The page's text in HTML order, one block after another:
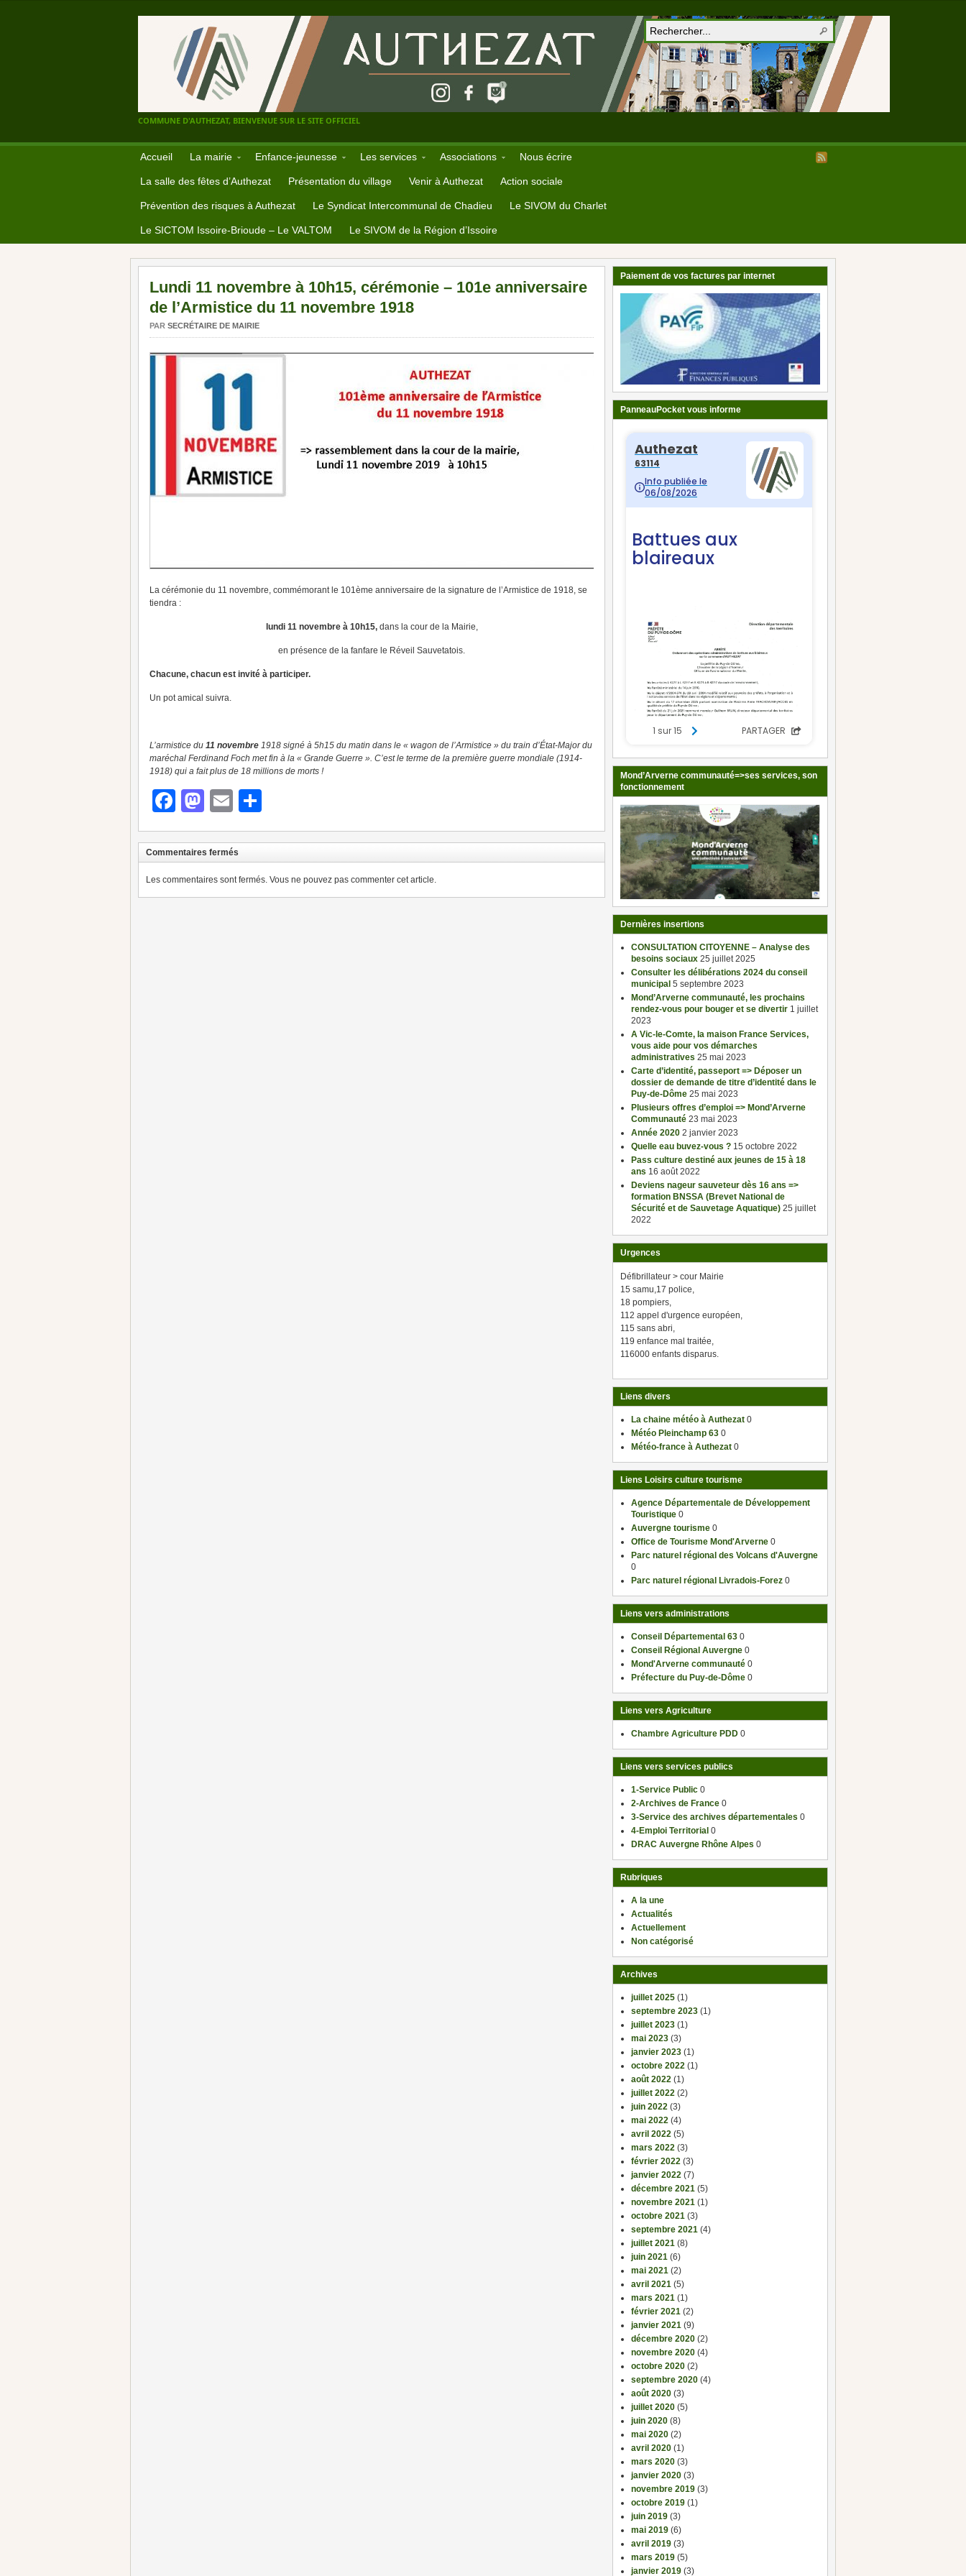
COMMUNE D'AUTHEZAT, BIENVENUE SUR LE SITE OFFICIEL
Accueil La mairie Enfance-jeunesse Les services Associations Nous écrire
La salle des fêtes d’Authezat Présentation du village Venir à Authezat Action sociale
Prévention des risques à Authezat Le Syndicat Intercommunal de Chadieu Le SIVOM du Charlet
Le SICTOM Issoire-Brioude – Le VALTOM Le SIVOM de la Région d’Issoire
Lundi 11 novembre à 10h15, cérémonie – 101e anniversaire
de l’Armistice du 11 novembre 1918
PAR SECRÉTAIRE DE MAIRIE
La cérémonie du 11 novembre, commémorant le 101ème anniversaire de la signature de l’Armistice de 1918, se
tiendra :
lundi 11 novembre à 10h15,dans la cour de la Mairie,
en présence de la fanfare le Réveil Sauvetatois.
Chacune, chacun est invité à participer.
Un pot amical suivra.
L’armistice du 11 novembre 1918 signé à 5h15 du matin dans le « wagon de l’Armistice » du train d’État-Major du
maréchal Ferdinand Foch met fin à la « Grande Guerre ». C’est le terme de la première guerre mondiale (1914-
1918) qui a fait plus de 18 millions de morts !
Facebook
Mastodon
Email
Commentaires fermés
Les commentaires sont fermés. Vous ne pouvez pas commenter cet article.
Paiement de vos factures par internet
PanneauPocket vous informe
Mond’Arverne communauté=>ses services, son
fonctionnement
Dernières insertions
CONSULTATION CITOYENNE – Analyse des
besoins sociaux 25 juillet 2025
Consulter les délibérations 2024 du conseil
municipal 5 septembre 2023
Mond’Arverne communauté, les prochains
rendez-vous pour bouger et se divertir 1 juillet
2023
A Vic-le-Comte, la maison France Services,
vous aide pour vos démarches
administratives 25 mai 2023
Carte d’identité, passeport => Déposer un
dossier de demande de titre d’identité dans le
Puy-de-Dôme 25 mai 2023
Plusieurs offres d’emploi => Mond’Arverne
Communauté 23 mai 2023
Année 2020 2 janvier 2023
Quelle eau buvez-vous ? 15 octobre 2022
Pass culture destiné aux jeunes de 15 à 18
ans 16 août 2022
Deviens nageur sauveteur dès 16 ans =>
formation BNSSA (Brevet National de
Sécurité et de Sauvetage Aquatique) 25 juillet
2022
Urgences
Défibrillateur > cour Mairie
15 samu,17 police,
18 pompiers,
112 appel d'urgence européen,
115 sans abri,
119 enfance mal traitée,
116000 enfants disparus.
Liens divers
La chaine météo à Authezat 0
Météo Pleinchamp 63 0
Météo-france à Authezat 0
Liens Loisirs culture tourisme
Agence Départementale de Développement
Touristique 0
Auvergne tourisme 0
Office de Tourisme Mond'Arverne 0
Parc naturel régional des Volcans d'Auvergne
0
Parc naturel régional Livradois-Forez 0
Liens vers administrations
Conseil Départemental 63 0
Conseil Régional Auvergne 0
Mond'Arverne communauté 0
Préfecture du Puy-de-Dôme 0
Liens vers Agriculture
Chambre Agriculture PDD 0
Liens vers services publics
1-Service Public 0
2-Archives de France 0
3-Service des archives départementales 0
4-Emploi Territorial 0
DRAC Auvergne Rhône Alpes 0
Rubriques
A la une
Actualités
Actuellement
Non catégorisé
Archives
juillet 2025 (1)
septembre 2023 (1)
juillet 2023 (1)
mai 2023 (3)
janvier 2023 (1)
octobre 2022 (1)
août 2022 (1)
juillet 2022 (2)
juin 2022 (3)
mai 2022 (4)
avril 2022 (5)
mars 2022 (3)
février 2022 (3)
janvier 2022 (7)
décembre 2021 (5)
novembre 2021 (1)
octobre 2021 (3)
septembre 2021 (4)
juillet 2021 (8)
juin 2021 (6)
mai 2021 (2)
avril 2021 (5)
mars 2021 (1)
février 2021 (2)
janvier 2021 (9)
décembre 2020 (2)
novembre 2020 (4)
octobre 2020 (2)
septembre 2020 (4)
août 2020 (3)
juillet 2020 (5)
juin 2020 (8)
mai 2020 (2)
avril 2020 (1)
mars 2020 (3)
janvier 2020 (3)
novembre 2019 (3)
octobre 2019 (1)
juin 2019 (3)
mai 2019 (6)
avril 2019 (3)
mars 2019 (5)
janvier 2019 (3)